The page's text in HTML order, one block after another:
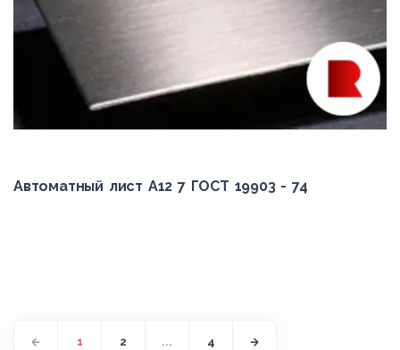
Автоматный лист А12 7 ГОСТ 19903 - 74
1 2 ... 4